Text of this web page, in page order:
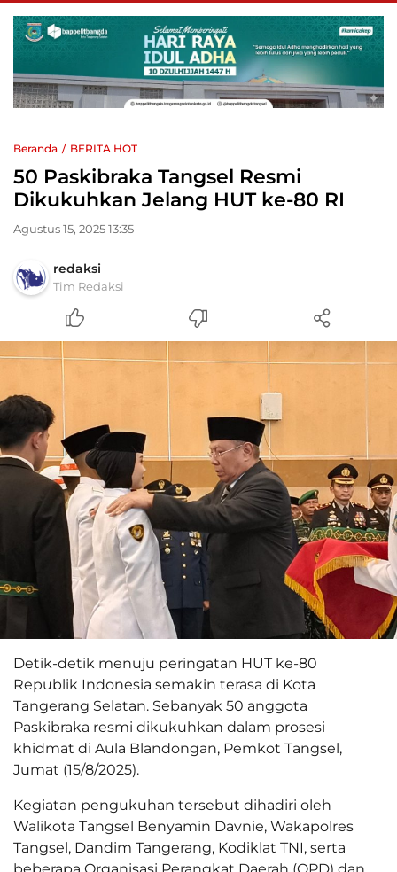
Beranda BERITA HOT
50 Paskibraka Tangsel Resmi
Dikukuhkan Jelang HUT ke-80 RI
Agustus 15, 2025 13:35
redaksi
Tim Redaksi
Detik-detik menuju peringatan HUT ke-80
Republik Indonesia semakin terasa di Kota
Tangerang Selatan. Sebanyak 50 anggota
Paskibraka resmi dikukuhkan dalam prosesi
khidmat di Aula Blandongan, Pemkot Tangsel,
Jumat (15/8/2025).
Kegiatan pengukuhan tersebut dihadiri oleh
Walikota Tangsel Benyamin Davnie, Wakapolres
Tangsel, Dandim Tangerang, Kodiklat TNI, serta
beberapa Organisasi Perangkat Daerah (OPD) dan